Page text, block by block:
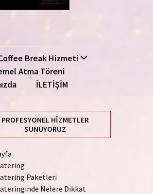
Break Hizmeti
Atma Töreni
İLETİŞİM
PROFESYONEL HIZMETLER
SUNUYORUZ
Paketleri
Nelere Dikkat